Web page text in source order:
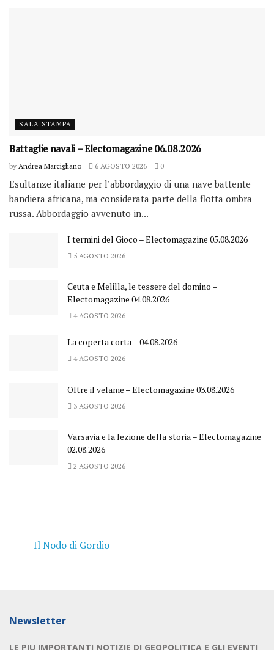
SALA STAMPA
Battaglie navali – Electomagazine 06.08.2026
by Andrea Marcigliano 6 AGOSTO 2026 0
Esultanze italiane per l’abbordaggio di una nave battente
bandiera africana, ma considerata parte della flotta ombra
russa. Abbordaggio avvenuto in...
I termini del Gioco – Electomagazine 05.08.2026
5 AGOSTO 2026
Ceuta e Melilla, le tessere del domino –
Electomagazine 04.08.2026
4 AGOSTO 2026
La coperta corta – 04.08.2026
4 AGOSTO 2026
Oltre il velame – Electomagazine 03.08.2026
3 AGOSTO 2026
Varsavia e la lezione della storia – Electomagazine
02.08.2026
2 AGOSTO 2026
Il Nodo di Gordio
Newsletter
LE PIU IMPORTANTI NOTIZIE DI GEOPOLITICA E GLI EVENTI